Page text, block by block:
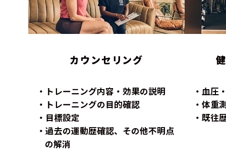
カウンセリング
トレーニング内容・効果の説明
トレーニングの目的確認
目標設定
過去の運動歴確認、その他不明点
の解消
血圧
体重
既往